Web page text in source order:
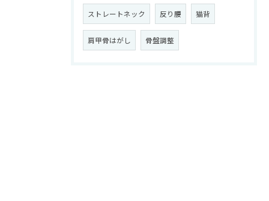
ストレートネック 反り腰 猫背
肩甲骨はがし 骨盤調整